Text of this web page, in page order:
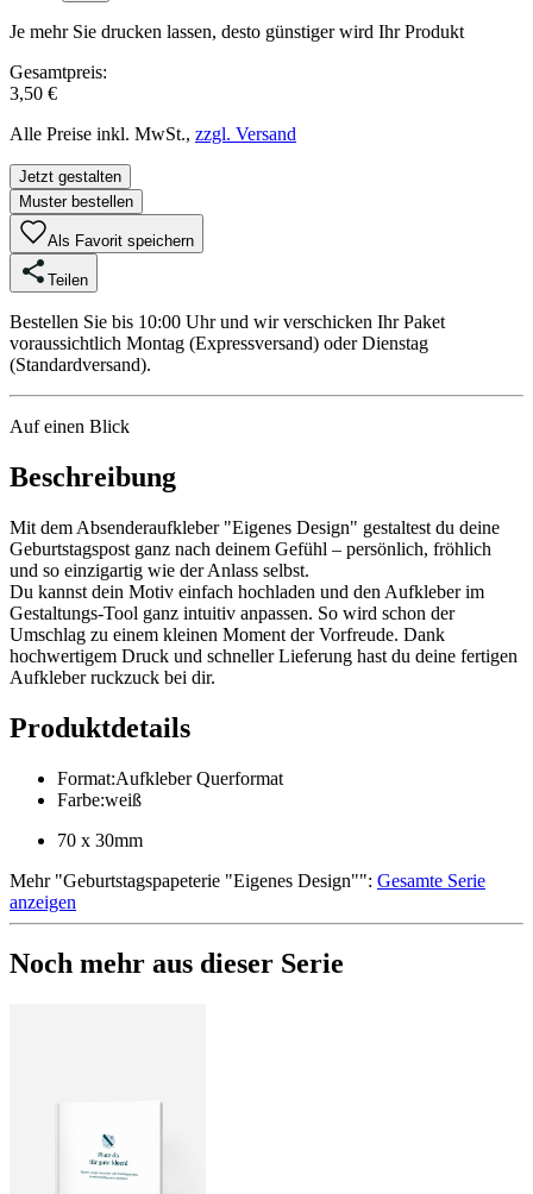
Je mehr Sie drucken lassen, desto günstiger wird Ihr Produkt
Gesamtpreis:
3,50 €
Alle Preise inkl. MwSt., zzgl. Versand
Jetzt gestalten
Muster bestellen
Als Favorit speichern
Teilen
Bestellen Sie bis 10:00 Uhr und wir verschicken Ihr Paket
voraussichtlich Montag (Expressversand) oder Dienstag
(Standardversand).
Auf einen Blick
Beschreibung
Mit dem Absenderaufkleber "Eigenes Design" gestaltest du deine
Geburtstagspost ganz nach deinem Gefühl – persönlich, fröhlich
und so einzigartig wie der Anlass selbst.
Du kannst dein Motiv einfach hochladen und den Aufkleber im
Gestaltungs‑Tool ganz intuitiv anpassen. So wird schon der
Umschlag zu einem kleinen Moment der Vorfreude. Dank
hochwertigem Druck und schneller Lieferung hast du deine fertigen
Aufkleber ruckzuck bei dir.
Produktdetails
Format:Aufkleber Querformat
Farbe:weiß
70 x 30mm
Mehr"Geburtstagspapeterie "Eigenes Design"": Gesamte Serie
anzeigen
Noch mehr aus dieser Serie